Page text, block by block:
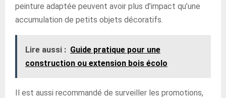
peinture adaptée peuvent avoir plus d’impact qu’une
accumulation de petits objets décoratifs.
Lire aussi : Guide pratique pour une
construction ou extension bois écolo
Il est aussi recommandé de surveiller les promotions,